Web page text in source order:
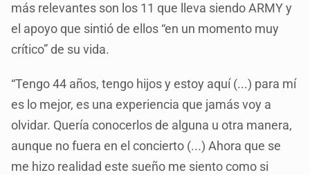
más relevantes son los 11 que lleva siendo ARMY y
el apoyo que sintió de ellos “en un momento muy
crítico” de su vida.
“Tengo 44 años, tengo hijos y estoy aquí (...) para mí
es lo mejor, es una experiencia que jamás voy a
olvidar. Quería conocerlos de alguna u otra manera,
aunque no fuera en el concierto (...) Ahora que se
me hizo realidad este sueño me siento como si